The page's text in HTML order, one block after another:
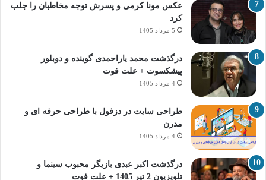
عکس مونا کرمی و پسرش توجه مخاطبان را جلب
کرد
5 مرداد 1405
درگذشت محمد یاراحمدی گوینده و دوبلور
پیشکسوت + علت فوت
4 مرداد 1405
طراحی سایت در دزفول با طراحی حرفه‌ ای و
مدرن
4 مرداد 1405
درگذشت اکبر عبدی بازیگر محبوب سینما و
تلویزیون 2 تیر 1405 + علت فوت